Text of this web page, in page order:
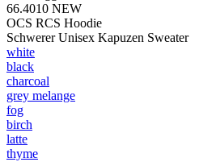
66.4010 NEW
OCS RCS Hoodie
Schwerer Unisex Kapuzen Sweater
white
black
charcoal
grey melange
fog
birch
latte
thyme